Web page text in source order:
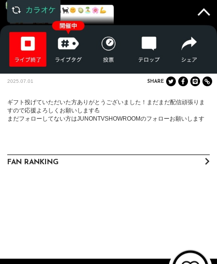
2025.07.01 SHARE
ギフト投げていただいた方ありがとうございました！まだまだ配信頑張りま
すので応援よろしくお願いします💪
まだフォローしてない方はJUNONTVSHOWROOMのフォローお願いします
FAN RANKING